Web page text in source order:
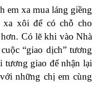
em xa mua láng giềng
xa xôi để có chỗ cho
Có lẽ khi vào Nhà
“giao dịch” tương
giao để nhận lại
những chị em cùng